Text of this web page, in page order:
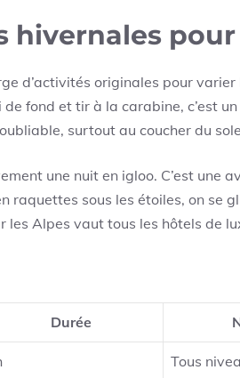
hivernales
d’activités originales pour
fond et tir à la carabine, c’est
surtout au coucher du
une nuit en igloo. C’est une
raquettes sous les étoiles, on se
les Alpes vaut tous les hôtels de
Durée
Tous